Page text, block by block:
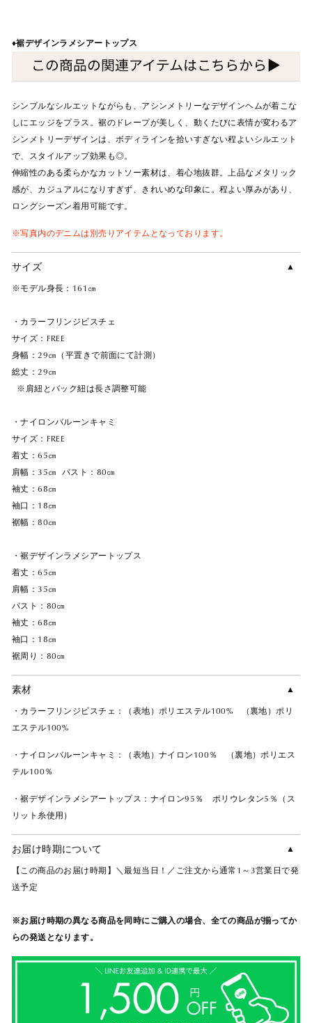
♦︎裾デザインラメシアートップス
シンプルなシルエットながらも、アシンメトリーなデザインヘムが着こな
しにエッジをプラス。裾のドレープが美しく、動くたびに表情が変わるア
シンメトリーデザインは、ボディラインを拾いすぎない程よいシルエット
で、スタイルアップ効果も◎。
伸縮性のある柔らかなカットソー素材は、着心地抜群。上品なメタリック
感が、カジュアルになりすぎず、きれいめな印象に。程よい厚みがあり、
ロングシーズン着用可能です。
※写真内のデニムは別売りアイテムとなっております。
サイズ
※モデル身長：161㎝
・カラーフリンジビスチェ
サイズ：FREE
身幅：29㎝（平置きで前面にて計測）
総丈：29㎝
※肩紐とバック紐は長さ調整可能
・ナイロンバルーンキャミ
サイズ：FREE
着丈：65㎝
肩幅：35㎝ バスト：80㎝
袖丈：68㎝
袖口：18㎝
裾幅：80㎝
・裾デザインラメシアートップス
着丈：65㎝
肩幅：35㎝
バスト：80㎝
袖丈：68㎝
袖口：18㎝
裾周り：80㎝
素材
・カラーフリンジビスチェ：（表地）ポリエステル100% （裏地）ポリ
エステル100%
・ナイロンバルーンキャミ：（表地）ナイロン100％ （裏地）ポリエス
テル100％
・裾デザインラメシアートップス：ナイロン95％ ポリウレタン5％（ス
リット糸使用）
お届け時期について
【この商品のお届け時期】＼最短当日！／ご注文から通常1～3営業日で発
送予定
※お届け時期の異なる商品を同時にご購入の場合、全ての商品が揃ってか
らの発送となります。